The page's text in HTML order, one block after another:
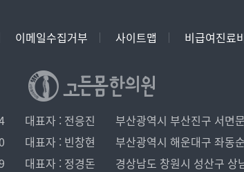
이메일수집거부 사이트맵 비급여진료
대표자 : 전응진
부산광역시 부산진구 서면
대표자 : 빈창현
부산광역시 해운대구 좌동
대표자 : 정경돈
경상남도 창원시 성산구